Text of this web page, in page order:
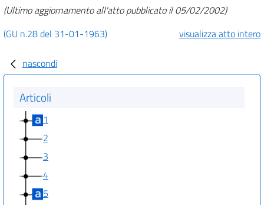
(Ultimo aggiornamento all'atto pubblicato il 05/02/2002)
(GU n.28 del 31-01-1963)
visualizza atto intero
nascondi
Articoli
1
2
3
4
5